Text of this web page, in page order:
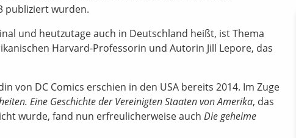
publiziert wurden.
und heutzutage auch in Deutschland heißt, ist Thema
Harvard-Professorin und Autorin Jill Lepore, das
von DC Comics erschien in den USA bereits 2014. Im Zuge
Eine Geschichte der Vereinigten Staaten von Amerika, das
wurde, fand nun erfreulicherweise auch Die geheime